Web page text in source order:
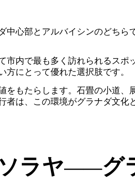
心部とアルバイシンのどち
市内で最も多く訪れられるス
にとって優れた選択肢です。
もたらします。石畳の小道
は、この環境がグラナダ文
ラヤ——グ